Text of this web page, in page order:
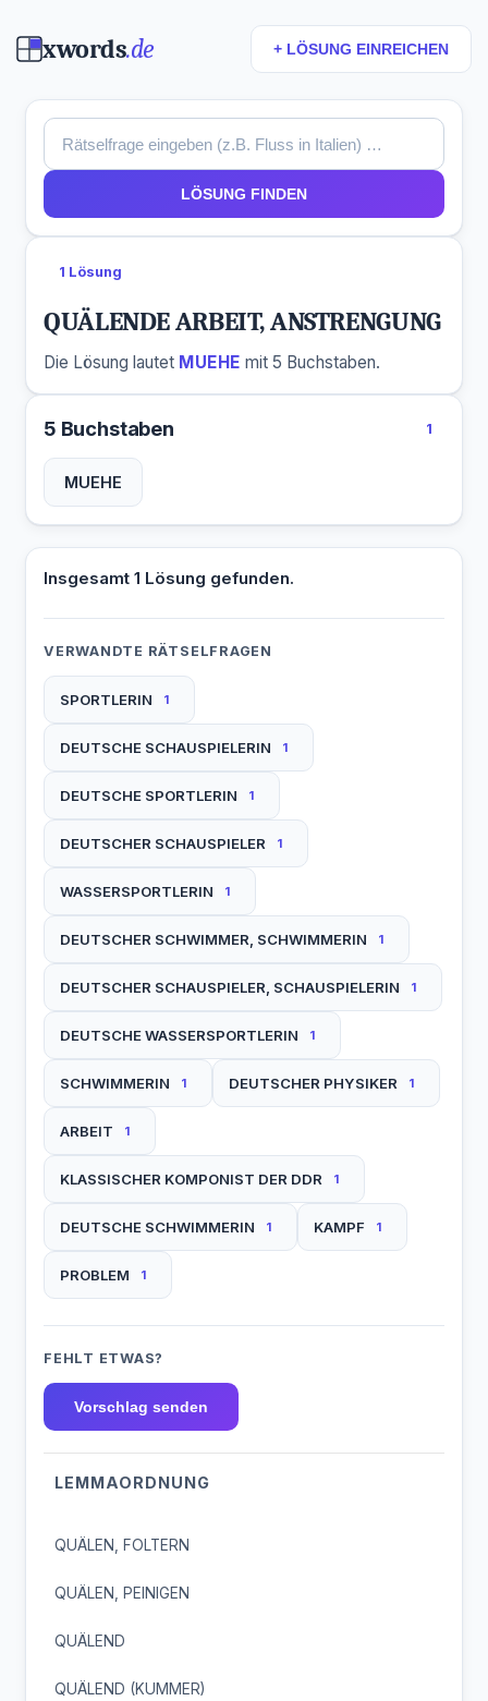
xwords.de + LÖSUNG EINREICHEN
LÖSUNG FINDEN
1 Lösung
QUÄLENDE ARBEIT, ANSTRENGUNG
Die Lösung lautet MUEHE mit 5 Buchstaben.
5 Buchstaben 1
MUEHE
Insgesamt 1 Lösung gefunden.
VERWANDTE RÄTSELFRAGEN
SPORTLERIN 1
DEUTSCHE SCHAUSPIELERIN 1
DEUTSCHE SPORTLERIN 1
DEUTSCHER SCHAUSPIELER 1
WASSERSPORTLERIN 1
DEUTSCHER SCHWIMMER, SCHWIMMERIN 1
DEUTSCHER SCHAUSPIELER, SCHAUSPIELERIN 1
DEUTSCHE WASSERSPORTLERIN 1
SCHWIMMERIN 1 DEUTSCHER PHYSIKER 1
ARBEIT 1
KLASSISCHER KOMPONIST DER DDR 1
DEUTSCHE SCHWIMMERIN 1 KAMPF 1
PROBLEM 1
FEHLT ETWAS?
Vorschlag senden
LEMMAORDNUNG
QUÄLEN, FOLTERN
QUÄLEN, PEINIGEN
QUÄLEND
QUÄLEND (KUMMER)